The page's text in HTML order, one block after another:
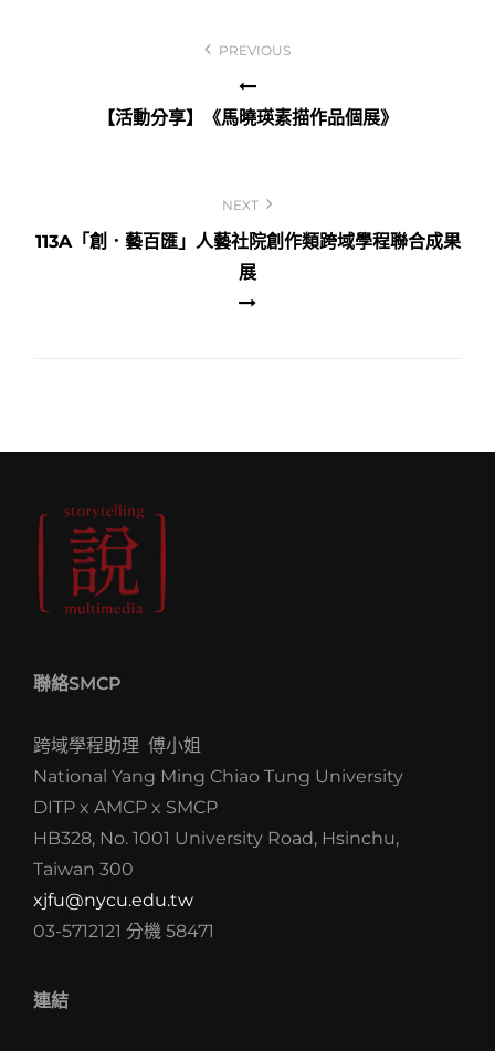
PREVIOUS
【活動分享】《馬曉瑛素描作品個展》
NEXT
113A「創．藝百匯」人藝社院創作類跨域學程聯合成果
展
聯絡SMCP
跨域學程助理 傅小姐
National Yang Ming Chiao Tung University
DITP x AMCP x SMCP
HB328, No. 1001 University Road, Hsinchu,
Taiwan 300
xjfu@nycu.edu.tw
03-5712121 分機 58471
連結